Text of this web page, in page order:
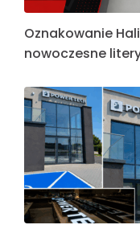
Oznakowanie
nowoczesne